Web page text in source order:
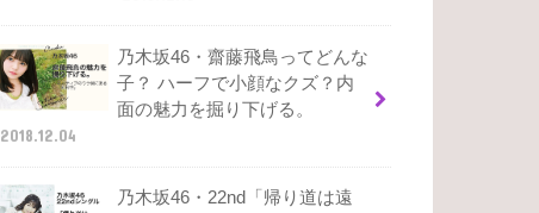
乃木坂46・齋藤飛鳥ってどんな
子？ ハーフで小顔なクズ？内
面の魅力を掘り下げる。
2018.12.04
乃木坂46・22nd「帰り道は遠